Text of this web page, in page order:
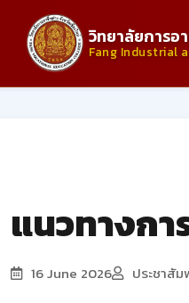
วิทยาลัยการอ
Fang Industrial
แนวทางก
16 June 2026 ประชาสั